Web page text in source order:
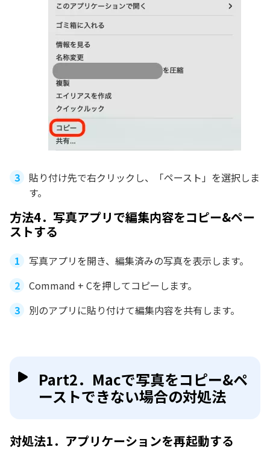
貼り付け先で右クリックし、「ペースト」を選択しま
す。
方法4．写真アプリで編集内容をコピー&ペー
ストする
写真アプリを開き、編集済みの写真を表示します。
Command + Cを押してコピーします。
別のアプリに貼り付けて編集内容を共有します。
Part2．Macで写真をコピー&ペ
ーストできない場合の対処法
対処法1．アプリケーションを再起動する